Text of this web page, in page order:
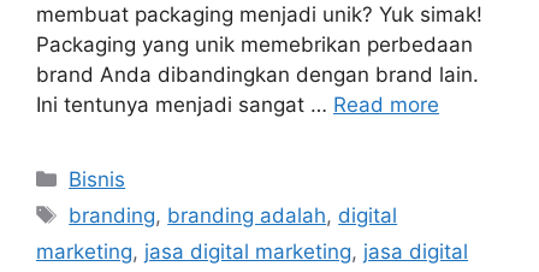
membuat packaging menjadi unik? Yuk simak!
Packaging yang unik memebrikan perbedaan
brand Anda dibandingkan dengan brand lain.
Ini tentunya menjadi sangat … Read more
Bisnis
branding, branding adalah, digital
marketing, jasa digital marketing, jasa digital